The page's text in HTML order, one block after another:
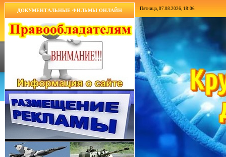
ДОКУМЕНТАЛЬНЫЕ ФИЛЬМЫ ОНЛАЙН Пятница, 07.08.2026, 18:06